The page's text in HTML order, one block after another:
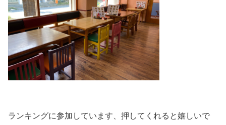
ランキングに参加しています、押してくれると嬉しいで